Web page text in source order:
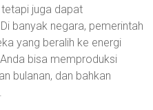
juga dapat
banyak negara, pemerintah
yang beralih ke energi
bisa memproduksi
bulanan, dan bahkan